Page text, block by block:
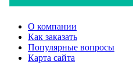
О компании
Как заказать
Популярные вопросы
Карта сайта